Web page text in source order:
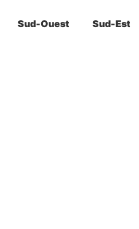
Sud-Ouest Sud-Est